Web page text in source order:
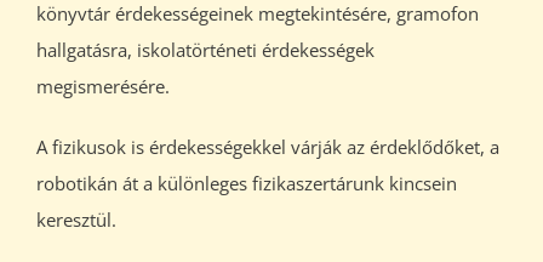
könyvtár érdekességeinek megtekintésére, gramofon
hallgatásra, iskolatörténeti érdekességek
megismerésére.
A fizikusok is érdekességekkel várják az érdeklődőket, a
robotikán át a különleges fizikaszertárunk kincsein
keresztül.